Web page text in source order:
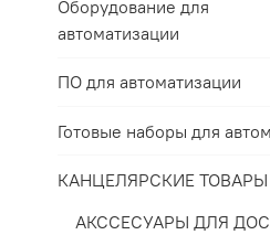
Оборудование для
автоматизации
ПО для автоматизации
Готовые наборы для
КАНЦЕЛЯРСКИЕ ТОВАРЫ
АКССЕСУАРЫ ДЛЯ